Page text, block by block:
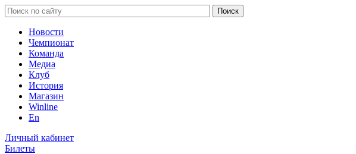
Новости
Чемпионат
Команда
Медиа
Клуб
История
Магазин
Winline
En
Личный кабинет
Билеты